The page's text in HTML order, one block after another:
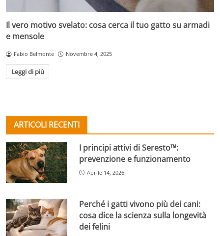
Il vero motivo svelato: cosa cerca il tuo gatto su armadi
e mensole
Fabio Belmonte Novembre 4, 2025
Leggi di più
ARTICOLI RECENTI
I principi attivi di Seresto™:
prevenzione e funzionamento
Aprile 14, 2026
Perché i gatti vivono più dei cani:
cosa dice la scienza sulla longevità
dei felini